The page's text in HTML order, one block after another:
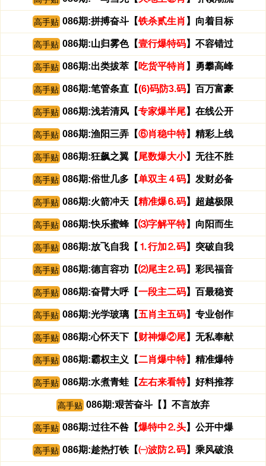
高手贴 086期:拼搏奋斗【铁杀贰生肖 】向着目标
高手贴 086期:山归雾色【壹行爆特码】不容错过
高手贴 086期:出类拔萃【 吃货平特肖 】勇攀高峰
高手贴 086期:笔管条直【(6)码防3.码】百万富豪
高手贴 086期:浅若清风【专家爆半尾】在线公开
高手贴 086期:渔阳三弄【⑥肖稳中特】精彩上线
高手贴 086期:狂飙之翼【尾数爆大小】无往不胜
高手贴 086期:俗世几多【单双主４码】发财必备
高手贴 086期:火箭冲天【精准爆⒍码】超越极限
高手贴 086期:快乐蜜蜂【⑶字解平特】向阳而生
高手贴 086期:放飞自我【 ⒈行加⒉码】突破自我
高手贴 086期:德言容功【⑵尾主⒉码】彩民福音
高手贴 086期:奋臂大呼【一段主二码】百最稳资
高手贴 086期:光学玻璃【五肖主五码】专业创作
高手贴 086期:心怀天下【财神爆②尾】无私奉献
高手贴 086期:霸权主义【二肖爆中特】精准爆特
高手贴 086期:水煮青蛙【左右来看特】好料推荐
高手贴 086期:艰苦奋斗【 】不言放弃
高手贴 086期:过往不咎【爆特中⒉头】公开中爆
高手贴 086期:趁热打铁【㈠波防⒉码】乘风破浪